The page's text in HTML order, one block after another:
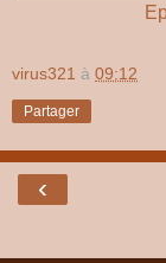
virus321 à 09:12
Partager
‹